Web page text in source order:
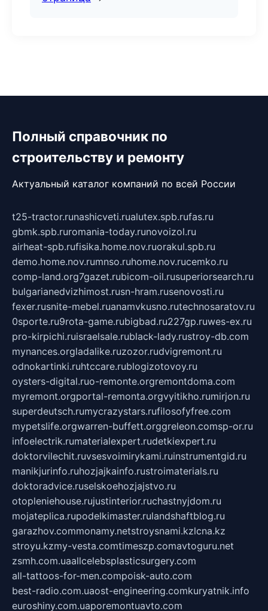
Полный справочник по
строительству и ремонту
Актуальный каталог компаний по всей России
t25-tractor.runashicveti.rualutex.spb.rufas.ru
gbmk.spb.ruromania-today.runovoizol.ru
airheat-spb.rufisika.home.nov.ruorakul.spb.ru
demo.home.nov.rumnso.ruhome.nov.rucemko.ru
comp-land.org7gazet.rubicom-oil.rusuperiorsearch.ru
bulgarianedvizhimost.rusn-hram.rusenovosti.ru
fexer.rusnite-mebel.ruanamvkusno.rutechnosaratov.ru
0sporte.ru9rota-game.rubigbad.ru227gp.ruwes-ex.ru
pro-kirpichi.ruisraelsale.rublack-lady.rustroy-db.com
mynances.orgladalike.ruzozor.rudvigremont.ru
odnokartinki.ruhtccare.rublogizotovoy.ru
oysters-digital.ruo-remonte.orgremontdoma.com
myremont.orgportal-remonta.orgvyitikho.rumirjon.ru
superdeutsch.rumycrazystars.rufilosofyfree.com
mypetslife.orgwarren-buffett.orggreleon.comsp-or.ru
infoelectrik.rumaterialexpert.rudetkiexpert.ru
doktorvilechit.ruvsesvoimirykami.ruinstrumentgid.ru
manikjurinfo.ruhozjajkainfo.rustroimaterials.ru
doktoradvice.ruselskoehozjajstvo.ru
otopleniehouse.rujustinterior.ruchastnyjdom.ru
mojateplica.rupodelkimaster.rulandshaftblog.ru
garazhov.commonamy.netstroysnami.kzlcna.kz
stroyu.kzmy-vesta.comtimeszp.comavtoguru.net
zsmh.com.uaallcelebsplasticsurgery.com
all-tattoos-for-men.compoisk-auto.com
best-radio.com.uaost-engineering.comkuryatnik.info
euroshiny.com.uaporemontuavto.com